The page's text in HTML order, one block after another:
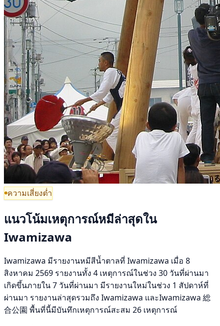
ความเสี่ยงต่ำ
แนวโน้มเหตุการณ์หมีล่าสุดใน
Iwamizawa
Iwamizawa มีรายงานหมีสีน้ำตาลที่ Iwamizawa เมื่อ 8
สิงหาคม 2569 รายงานทั้ง 4 เหตุการณ์ในช่วง 30 วันที่ผ่านมา
เกิดขึ้นภายใน 7 วันที่ผ่านมา มีรายงานใหม่ในช่วง 1 สัปดาห์ที่
ผ่านมา รายงานล่าสุดรวมถึง Iwamizawa และIwamizawa 総
合公園 พื้นที่นี้มีบันทึกเหตุการณ์สะสม 26 เหตุการณ์